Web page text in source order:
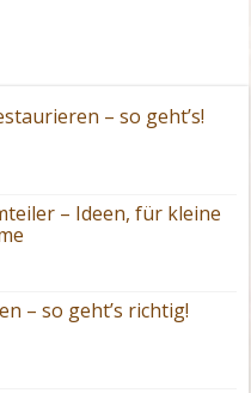
– so geht’s!
– Ideen, für kleine
– so geht’s richtig!